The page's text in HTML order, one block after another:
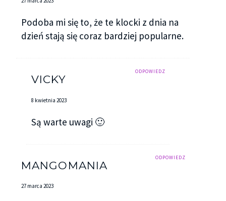
Podoba mi się to, że te klocki z dnia na
dzień stają się coraz bardziej popularne.
ODPOWIEDZ
VICKY
8 kwietnia 2023
Są warte uwagi 🙂
ODPOWIEDZ
MANGOMANIA
27 marca 2023